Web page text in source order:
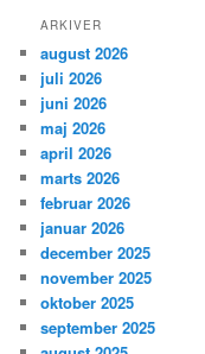
ARKIVER
august 2026
juli 2026
juni 2026
maj 2026
april 2026
marts 2026
februar 2026
januar 2026
december 2025
november 2025
oktober 2025
september 2025